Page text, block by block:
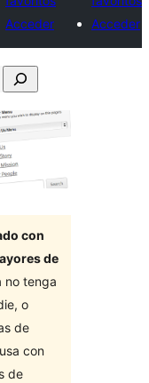
Acceder
Acceder
con
de
no tenga
o
de
con
de